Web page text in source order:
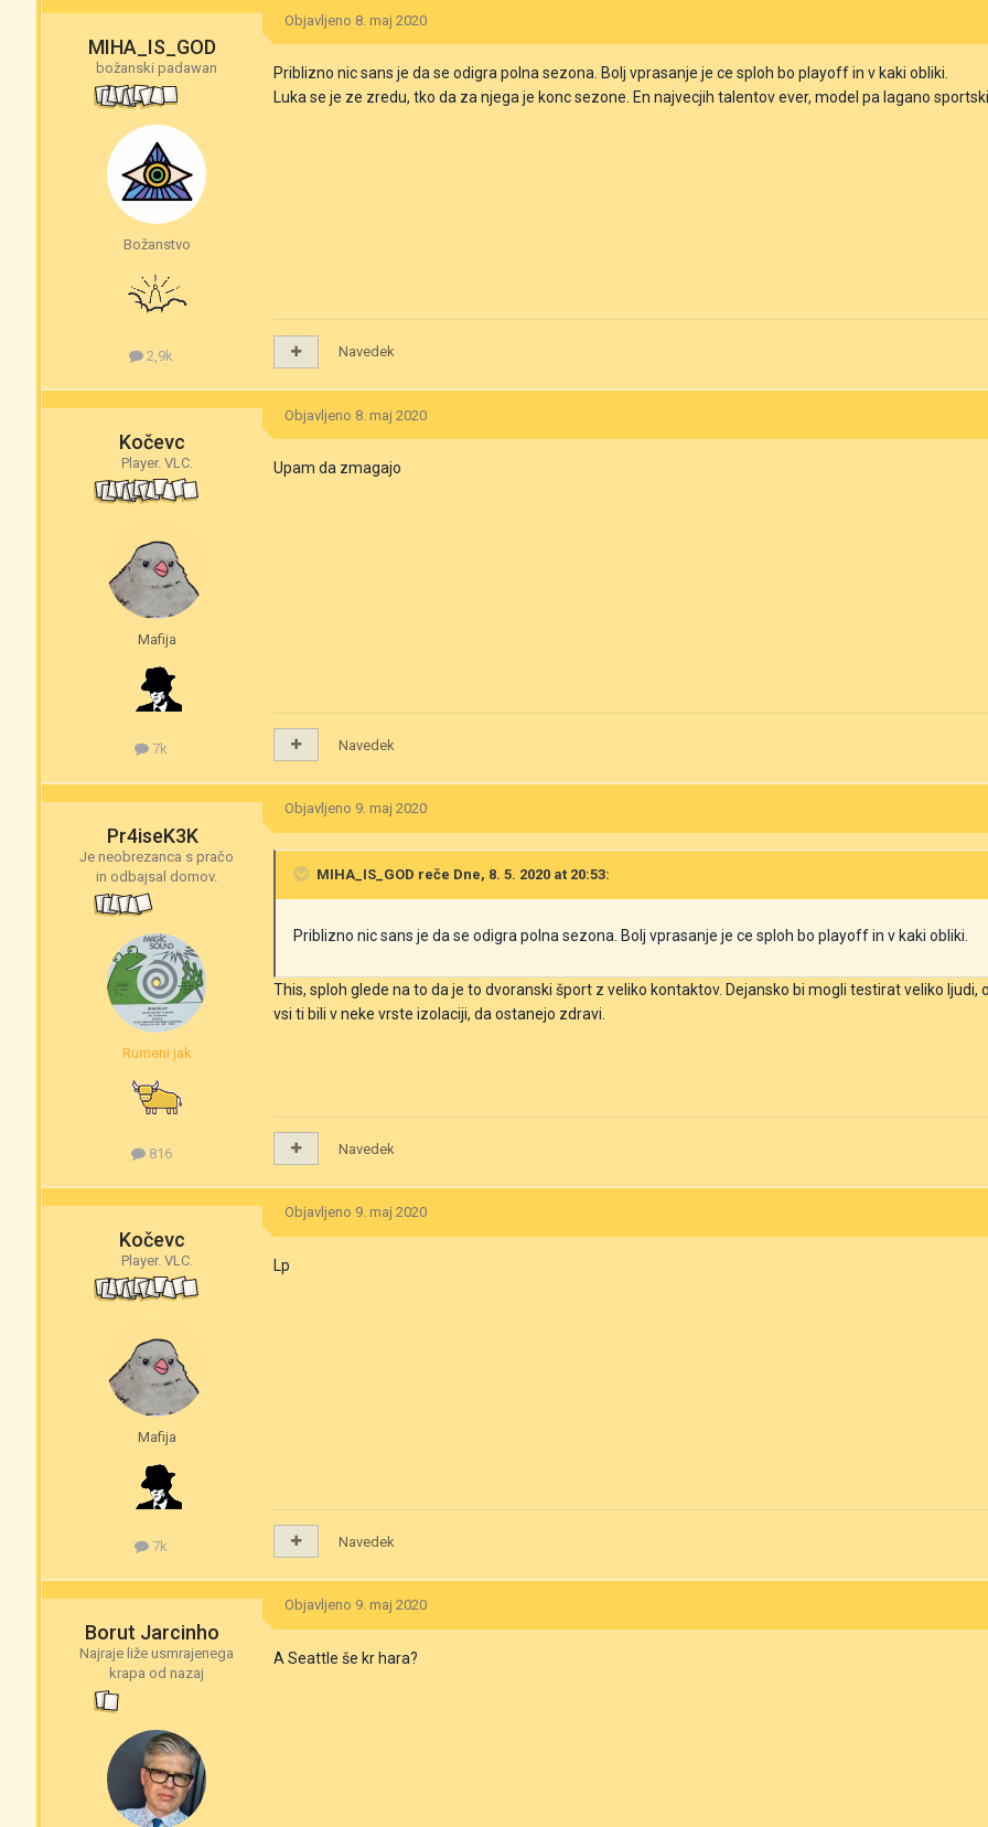
MIHA_IS_GOD
božanski padawan
Božanstvo
2,9k
Objavljeno 8. maj 2020
Priblizno nic sans je da se odigra polna sezona. Bolj vprasanje je ce sploh bo playoff in v kaki obliki.
Luka se je ze zredu, tko da za njega je konc sezone. En najvecjih talentov ever, model pa lagano
Navedek
Kočevc
Player. VLC.
Mafija
7k
Objavljeno 8. maj 2020
Upam da zmagajo
Navedek
Pr4iseK3K
Je neobrezanca s pračo
in odbajsal domov.
Rumeni jak
816
Objavljeno 9. maj 2020
MIHA_IS_GOD reče Dne, 8. 5. 2020 at 20:53:
Priblizno nic sans je da se odigra polna sezona. Bolj vprasanje je ce sploh bo playoff in v kaki obliki.
This, sploh glede na to da je to dvoranski šport z veliko kontaktov. Dejansko bi mogli testirat veliko ljudi,
vsi ti bili v neke vrste izolaciji, da ostanejo zdravi.
Navedek
Kočevc
Player. VLC.
Mafija
7k
Objavljeno 9. maj 2020
Lp
Navedek
Borut Jarcinho
Najraje liže usmrajenega
krapa od nazaj
Objavljeno 9. maj 2020
A Seattle še kr hara?